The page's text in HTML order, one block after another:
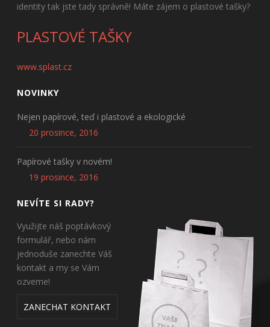
identity tak jste tady správně! Máte zájem o plastové tašky?
PLASTOVÉ TAŠKY
www.splast.cz
NOVINKY
Nejen papírové, teď i plastové a ekologické
20 prosince, 2016
Papírové tašky v novém!
19 prosince, 2016
NEVÍTE SI RADY?
Využijte náš poptávkový
formulář, nebo nám
jednoduše zanechte Váš
kontakt a my se Vám
ozveme!
ZANECHAT KONTAKT